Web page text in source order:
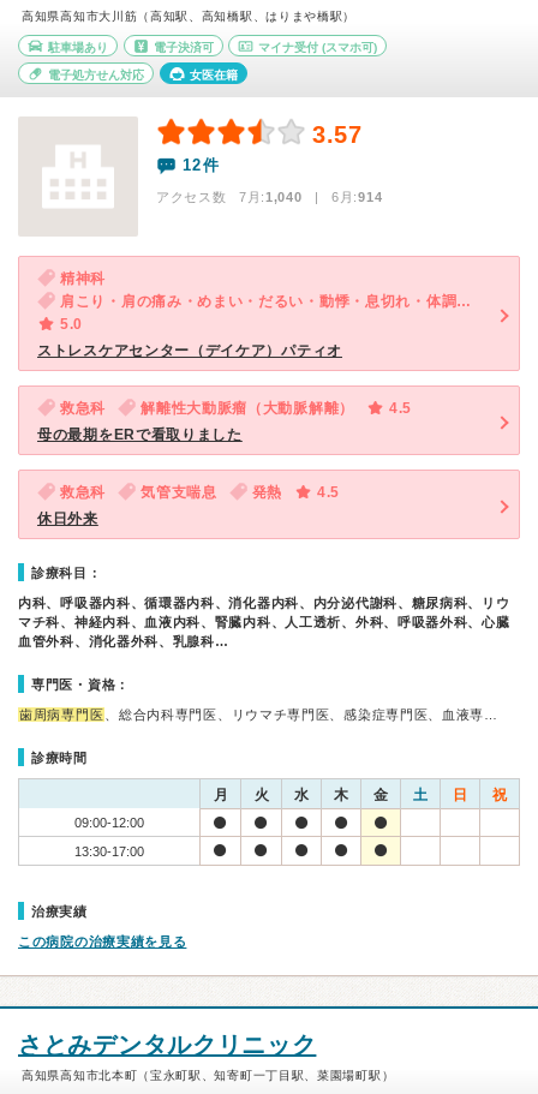
高知県高知市大川筋（高知駅、高知橋駅、はりまや橋駅）
駐車場あり 電子決済可 マイナ受付 (スマホ可)
電子処方せん対応 女医在籍
3.57
12件
アクセス数 7月:1,040 | 6月:914
精神科
肩こり・肩の痛み・めまい・だるい・動悸・息切れ・体調不良・寝つきが悪い・不眠・急性の下痢・気が滅入る・不安
5.0
ストレスケアセンター（デイケア）パティオ
救急科 解離性大動脈瘤（大動脈解離）
4.5
母の最期をERで看取りました
救急科 気管支喘息 発熱
4.5
休日外来
診療科目：
内科、呼吸器内科、循環器内科、消化器内科、内分泌代謝科、糖尿病科、リウ
マチ科、神経内科、血液内科、腎臓内科、人工透析、外科、呼吸器外科、心臓
血管外科、消化器外科、乳腺科…
専門医・資格：
歯周病専門医 、総合内科専門医、リウマチ専門医、感染症専門医、血液専…
診療時間
月 火 水 木 金 土 日 祝
09:00-12:00
13:30-17:00
治療実績
この病院の治療実績を見る
さとみデンタルクリニック
高知県高知市北本町（宝永町駅、知寄町一丁目駅、菜園場町駅）